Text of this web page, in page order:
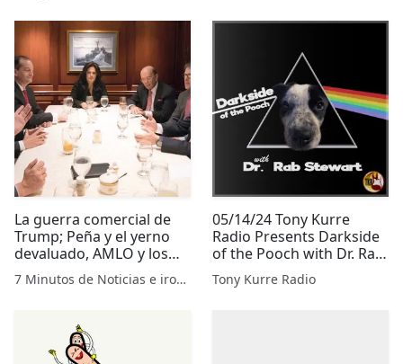
La guerra comercial de
Trump; Peña y el yerno
devaluado, AMLO y los
demagogos
7 Minutos de Noticias e ironías
05/14/24 Tony Kurre
Radio Presents Darkside
of the Pooch with Dr. Rab
Stewart
Tony Kurre Radio